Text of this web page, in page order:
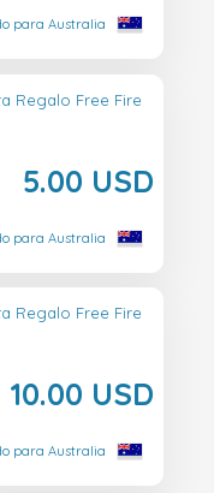
para Australia
Regalo Free Fire
5.00 USD
para Australia
Regalo Free Fire
10.00 USD
para Australia